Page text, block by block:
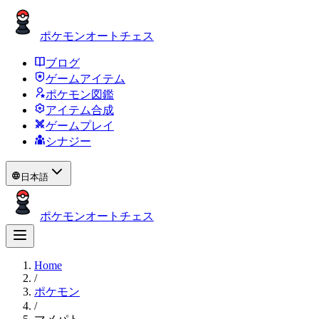
ポケモンオートチェス
ブログ
ゲームアイテム
ポケモン図鑑
アイテム合成
ゲームプレイ
シナジー
日本語
ポケモンオートチェス
Home
/
ポケモン
/